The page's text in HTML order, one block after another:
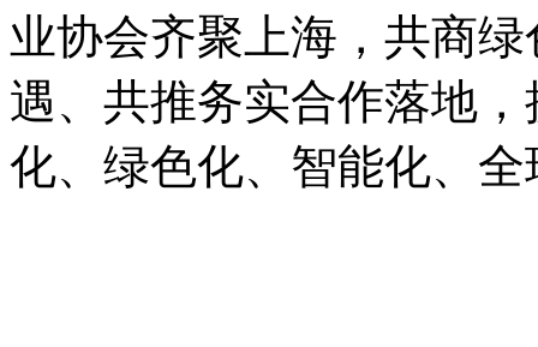
业协会齐聚上海，共商
遇、共推务实合作落地
化、绿色化、智能化、